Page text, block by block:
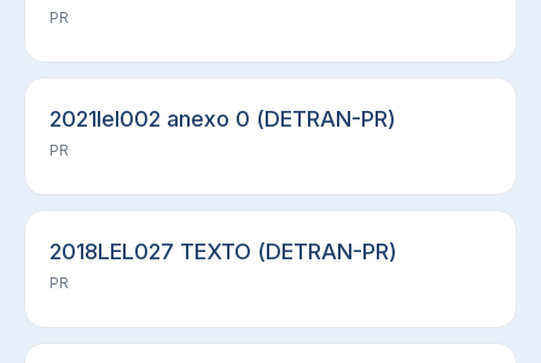
PR
2021lel002 anexo 0 (DETRAN-PR)
PR
2018LEL027 TEXTO (DETRAN-PR)
PR